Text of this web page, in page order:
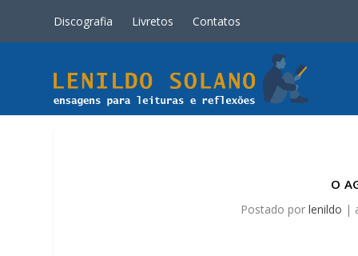
Discografia Livretos Contatos
O
Postado por lenildo |